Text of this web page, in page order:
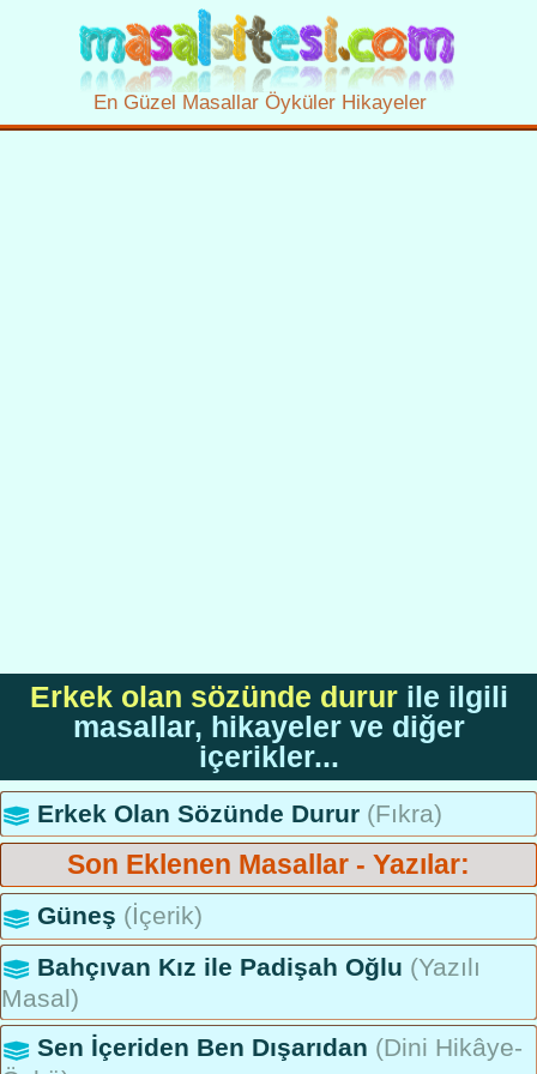
En Güzel Masallar Öyküler Hikayeler
Erkek olan sözünde dururile ilgili
masallar, hikayeler ve diğer
içerikler...
Erkek Olan Sözünde Durur (Fıkra)
Son Eklenen Masallar - Yazılar:
Güneş (İçerik)
Bahçıvan Kız ile Padişah Oğlu (Yazılı
Masal)
Sen İçeriden Ben Dışarıdan (Dini Hikâye-